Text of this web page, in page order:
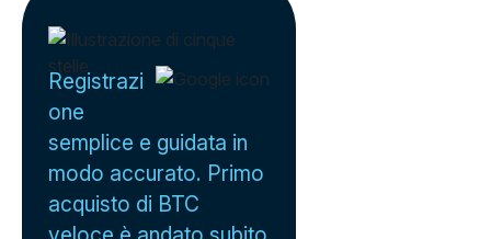
Registrazi
one
semplice e guidata in
modo accurato. Primo
acquisto di BTC